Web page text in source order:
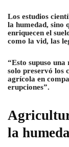
Los estudios
la humedad, sino
enriquecen el
como la vid, las
“Esto supuso
solo preservó los
agrícola en
erupciones”.
la